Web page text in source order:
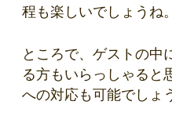
程も楽しいでしょうね。
ところで、ゲストの中
る方もいらっしゃると
への対応も可能でしょ